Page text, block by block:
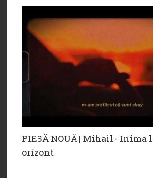
PIESĂ NOUĂ | Mihail - Inima
orizont